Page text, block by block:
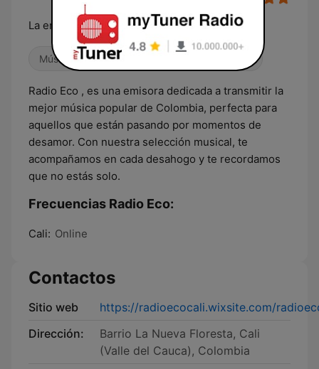
La emisora que siente lo que tú sientes
Música mexicana
Radio Eco , es una emisora dedicada a transmitir la
mejor música popular de Colombia, perfecta para
aquellos que están pasando por momentos de
desamor. Con nuestra selección musical, te
acompañamos en cada desahogo y te recordamos
que no estás solo.
Frecuencias Radio Eco:
Cali: Online
Contactos
Sitio web
https://radioecocali.wixsite.com/
Dirección:
Barrio La Nueva Floresta, Cali
(Valle del Cauca), Colombia